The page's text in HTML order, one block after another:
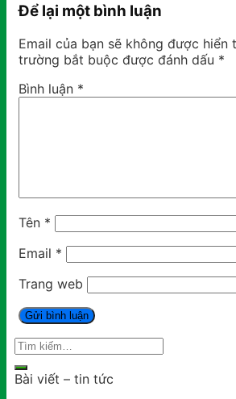
Để lại một bình luận
Email của bạn sẽ không được hiển
trường bắt buộc được đánh dấu *
Bình luận *
Tên *
Email *
Trang web
Bài viết – tin tức